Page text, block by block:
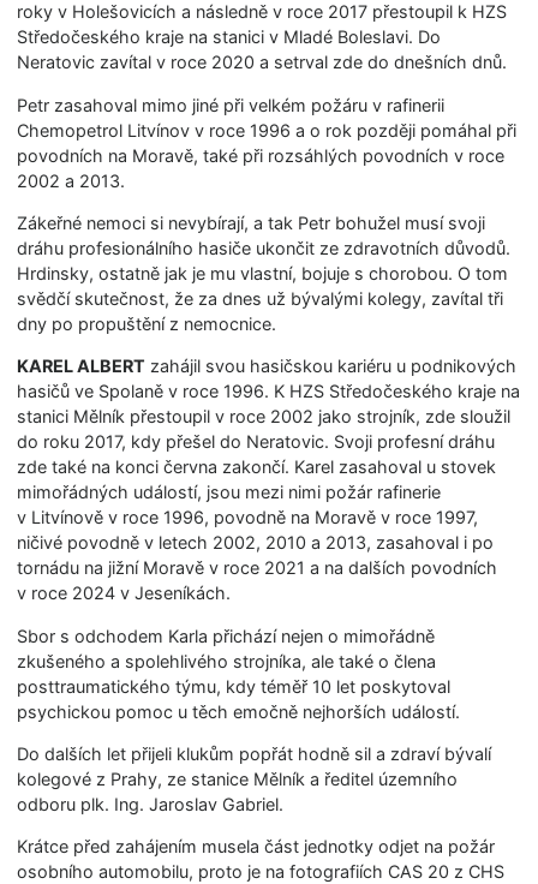
roky v Holešovicích a následně v roce 2017 přestoupil k HZS
Středočeského kraje na stanici v Mladé Boleslavi. Do
Neratovic zavítal v roce 2020 a setrval zde do dnešních dnů.
Petr zasahoval mimo jiné při velkém požáru v rafinerii
Chemopetrol Litvínov v roce 1996 a o rok později pomáhal při
povodních na Moravě, také při rozsáhlých povodních v roce
2002 a 2013.
Zákeřné nemoci si nevybírají, a tak Petr bohužel musí svoji
dráhu profesionálního hasiče ukončit ze zdravotních důvodů.
Hrdinsky, ostatně jak je mu vlastní, bojuje s chorobou. O tom
svědčí skutečnost, že za dnes už bývalými kolegy, zavítal tři
dny po propuštění z nemocnice.
KAREL ALBERT zahájil svou hasičskou kariéru u podnikových
hasičů ve Spolaně v roce 1996. K HZS Středočeského kraje na
stanici Mělník přestoupil v roce 2002 jako strojník, zde sloužil
do roku 2017, kdy přešel do Neratovic. Svoji profesní dráhu
zde také na konci června zakončí. Karel zasahoval u stovek
mimořádných událostí, jsou mezi nimi požár rafinerie
v Litvínově v roce 1996, povodně na Moravě v roce 1997,
ničivé povodně v letech 2002, 2010 a 2013, zasahoval i po
tornádu na jižní Moravě v roce 2021 a na dalších povodních
v roce 2024 v Jeseníkách.
Sbor s odchodem Karla přichází nejen o mimořádně
zkušeného a spolehlivého strojníka, ale také o člena
posttraumatického týmu, kdy téměř 10 let poskytoval
psychickou pomoc u těch emočně nejhorších událostí.
Do dalších let přijeli klukům popřát hodně sil a zdraví bývalí
kolegové z Prahy, ze stanice Mělník a ředitel územního
odboru plk. Ing. Jaroslav Gabriel.
Krátce před zahájením musela část jednotky odjet na požár
osobního automobilu, proto je na fotografiích CAS 20 z CHS